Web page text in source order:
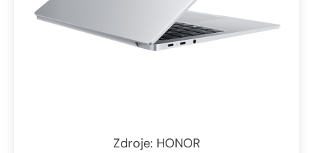
Zdroje: HONOR